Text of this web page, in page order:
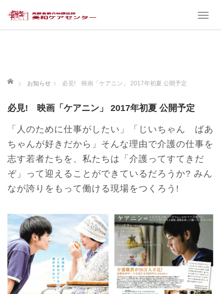
T
o
i
g
a
t
i
ホーム お知らせ 必見! 映画「ケアニン」 2017年初夏 公開予定
必見! 映画「ケアニン」 2017年初夏 公開予定
「人のために仕事がしたい」「じいちゃん ばあ
ちゃんが好きだから」そんな理由で介護の仕事を
志す若者たちを、私たちは「介護ってすてきだ
ぞ」って迎えることができているだろうか? みん
なが誇りをもって働ける現場をつくろう!